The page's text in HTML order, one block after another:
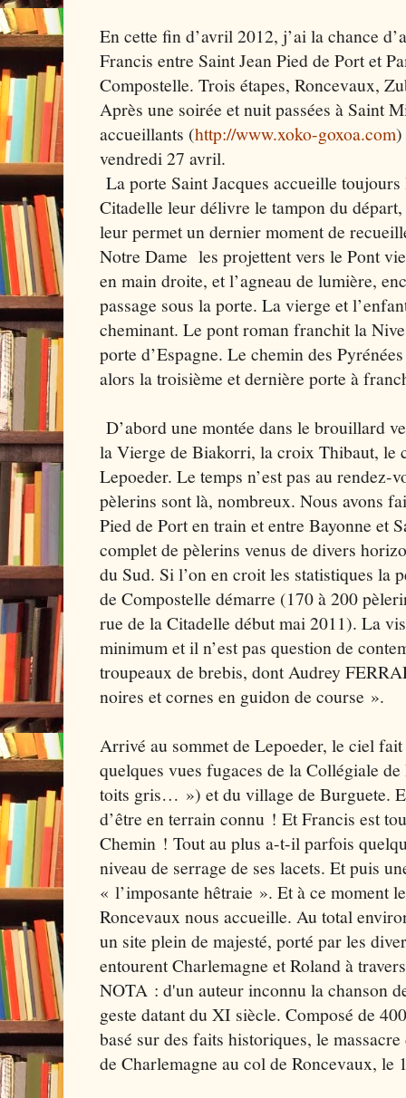
En cette fin d’avril 2012, j’ai la chance
Francis entre Saint Jean Pied de Port et
Compostelle. Trois étapes, Roncevaux,
Après une soirée et nuit passées à Saint
accueillants (http://www.xoko-goxoa.com)
vendredi 27 avril.
La porte Saint Jacques accueille
Citadelle leur délivre le tampon du
leur permet un dernier moment de
Notre Dame les projettent vers le Pont
en main droite, et l’agneau de lumière,
passage sous la porte. La vierge et
cheminant. Le pont roman franchit la
porte d’Espagne. Le chemin des
alors la troisième et dernière porte à
D’abord une montée dans le brouillard
la Vierge de Biakorri, la croix Thibaut, le
Lepoeder. Le temps n’est pas au
pèlerins sont là, nombreux. Nous avons
Pied de Port en train et entre Bayonne et
complet de pèlerins venus de divers
du Sud. Si l’on en croit les statistiques la
de Compostelle démarre (170 à 200
rue de la Citadelle début mai 2011). La
minimum et il n’est pas question de
troupeaux de brebis, dont Audrey
noires et cornes en guidon de course ».
Arrivé au sommet de Lepoeder, le ciel
quelques vues fugaces de la Collégiale
toits gris… ») et du village de Burguete.
d’être en terrain connu ! Et Francis est
Chemin ! Tout au plus a-t-il parfois
niveau de serrage de ses lacets. Et puis
« l’imposante hêtraie ». Et à ce moment
Roncevaux nous accueille. Au total
un site plein de majesté, porté par les
entourent Charlemagne et Roland à
NOTA : d'un auteur inconnu la chanson
geste datant du XI siècle. Composé de
basé sur des faits historiques, le
de Charlemagne au col de Roncevaux, le